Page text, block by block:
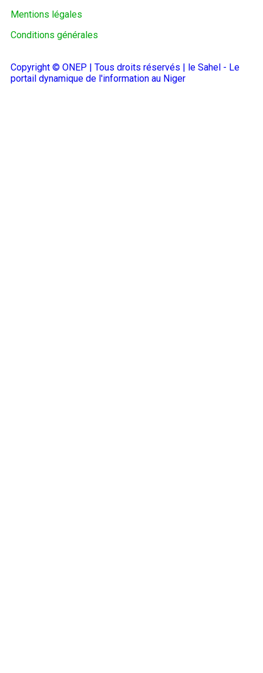
Mentions légales
Conditions générales
Copyright © ONEP | Tous droits réservés | le Sahel - Le
portail dynamique de l'information au Niger